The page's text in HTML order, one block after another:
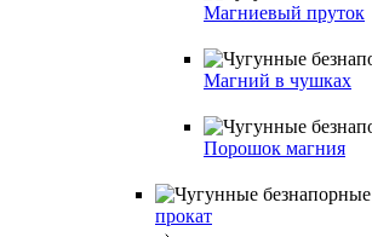
Магниевый пруток
Магний в чушках
Порошок магния
прокат